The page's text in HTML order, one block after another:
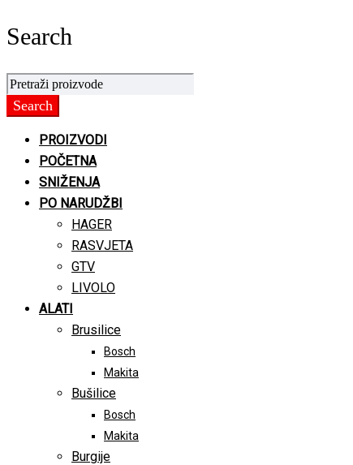
Search
PROIZVODI
POČETNA
SNIŽENJA
PO NARUDŽBI
HAGER
RASVJETA
GTV
LIVOLO
ALATI
Brusilice
Bosch
Makita
Bušilice
Bosch
Makita
Burgije